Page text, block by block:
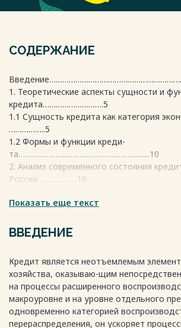
СОДЕРЖАНИЕ
1. Теоретические аспекты сущности и
кредита……………………….5
1.1 Сущность кредита как категория
……………..5
1.2 Формы и функции креди-
та…………………………………………………....10
2. Анализ современного состояния
России……………....16
РФ………………………………………..16
году…………………………………23
2.3 Динамика просроченной задолженно-
2.4 Кредитный портфель банков РФ за
гг…………….…….37
Список использованных
источников…………………………………………….45
Показать еще текст
ВВЕДЕНИЕ
Кредит является неотъемлемым
хозяйства, оказываю-щим
на процессы расширенного
макроуровне и на уровне отдельного
одновременно категорией
перераспределения, он ускоряет